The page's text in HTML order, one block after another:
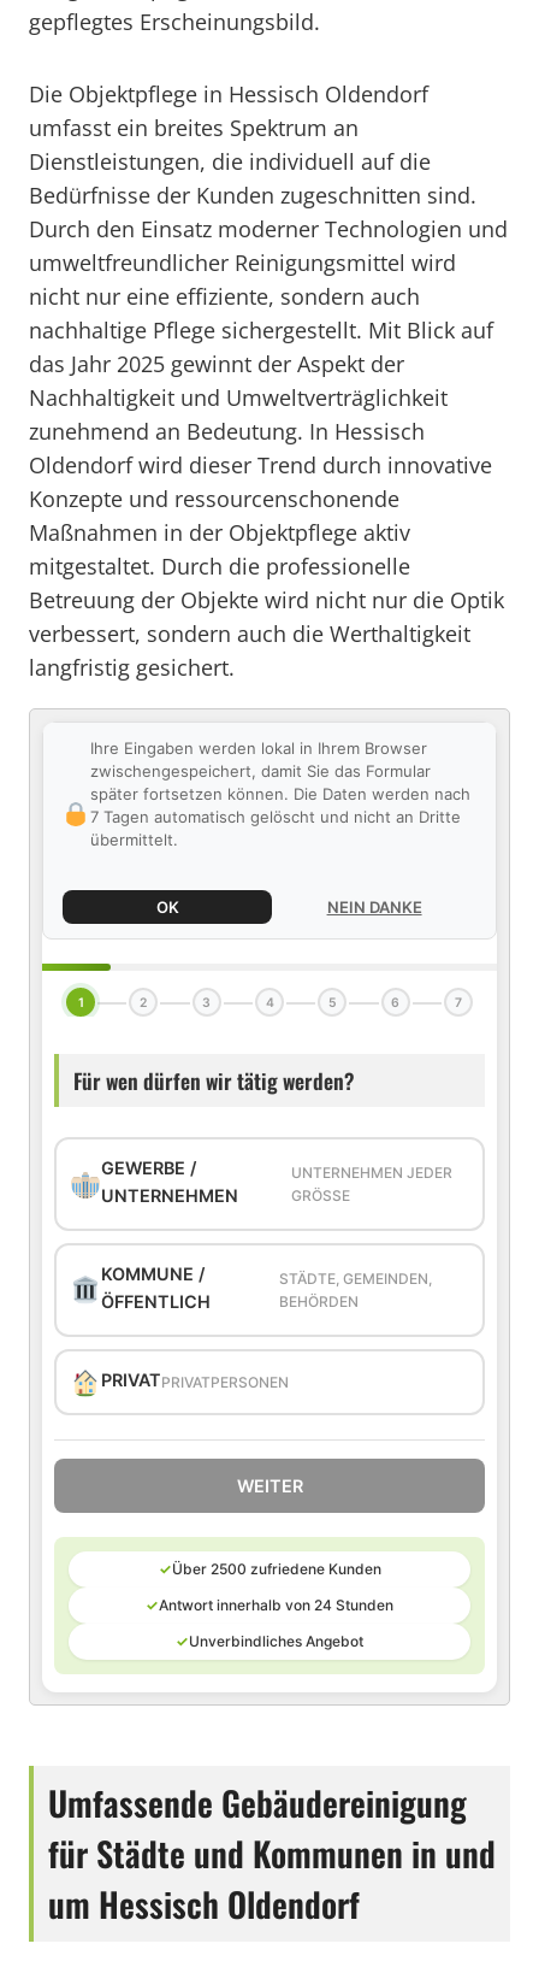
gepflegtes Erscheinungsbild.
Die Objektpflege in Hessisch Oldendorf
umfasst ein breites Spektrum an
Dienstleistungen, die individuell auf die
Bedürfnisse der Kunden zugeschnitten sind.
Durch den Einsatz moderner Technologien und
umweltfreundlicher Reinigungsmittel wird
nicht nur eine effiziente, sondern auch
nachhaltige Pflege sichergestellt. Mit Blick auf
das Jahr 2025 gewinnt der Aspekt der
Nachhaltigkeit und Umweltverträglichkeit
zunehmend an Bedeutung. In Hessisch
Oldendorf wird dieser Trend durch innovative
Konzepte und ressourcenschonende
Maßnahmen in der Objektpflege aktiv
mitgestaltet. Durch die professionelle
Betreuung der Objekte wird nicht nur die Optik
verbessert, sondern auch die Werthaltigkeit
langfristig gesichert.
Ihre Eingaben werden lokal in Ihrem Browser
zwischengespeichert, damit Sie das Formular
später fortsetzen können. Die Daten werden nach
7 Tagen automatisch gelöscht und nicht an Dritte
übermittelt.
OK NEIN DANKE
1 2 3 4 5 6 7
Für wen dürfen wir tätig werden?
GEWERBE /
UNTERNEHMEN
UNTERNEHMEN JEDER
GRÖSSE
KOMMUNE /
ÖFFENTLICH
STÄDTE, GEMEINDEN,
BEHÖRDEN
PRIVATPRIVATPERSONEN
WEITER
✓Über 2500 zufriedene Kunden
✓Antwort innerhalb von 24 Stunden
✓Unverbindliches Angebot
Umfassende Gebäudereinigung
für Städte und Kommunen in und
um Hessisch Oldendorf